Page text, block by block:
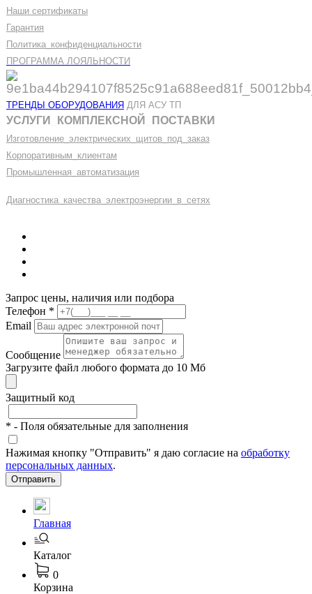
Наши сертификаты
Гарантия
Политика конфиденциальности
ПРОГРАММА ЛОЯЛЬНОСТИ
ТРЕНДЫ ОБОРУДОВАНИЯ ДЛЯ АСУ ТП
УСЛУГИ КОМПЛЕКСНОЙ ПОСТАВКИ
Изготовление электрических щитов под заказ
Корпоративным клиентам
Промышленная автоматизация
Диагностика качества электроэнергии в сетях
Запрос цены, наличия или подбора
Телефон *
Email
Сообщение
Загрузите файл любого формата до 10 Мб
Защитный код
* - Поля обязательные для заполнения
Нажимая кнопку "Отправить" я даю согласие на обработку
персональных данных.
Отправить
Главная
Каталог
0
Корзина